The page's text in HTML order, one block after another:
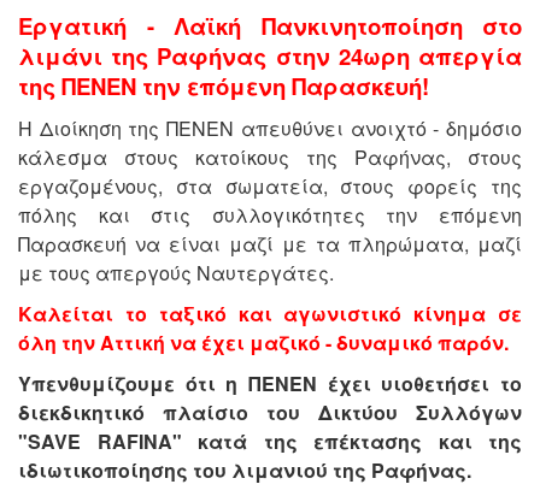
Εργατική - Λαϊκή Πανκινητοποίηση στο
λιμάνι της Ραφήνας στην 24ωρη απεργία
της ΠΕΝΕΝ την επόμενη Παρασκευή!
Η Διοίκηση της ΠΕΝΕΝ απευθύνει ανοιχτό - δημόσιο
κάλεσμα στους κατοίκους της Ραφήνας, στους
εργαζομένους, στα σωματεία, στους φορείς της
πόλης και στις συλλογικότητες την επόμενη
Παρασκευή να είναι μαζί με τα πληρώματα, μαζί
με τους απεργούς Ναυτεργάτες.
Καλείται το ταξικό και αγωνιστικό κίνημα σε
όλη την Αττική να έχει μαζικό - δυναμικό παρόν.
Υπενθυμίζουμε ότι η ΠΕΝΕΝ έχει υιοθετήσει το
διεκδικητικό πλαίσιο του Δικτύου Συλλόγων
"SAVE RAFINA" κατά της επέκτασης και της
ιδιωτικοποίησης του λιμανιού της Ραφήνας.